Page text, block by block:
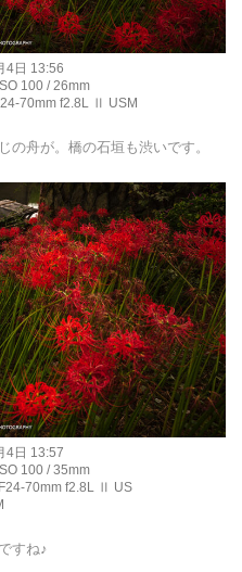
4日 13:56
100 / 26mm
70mm f2.8L Ⅱ USM
の舟が。橋の石垣も渋いです。
4日 13:57
100 / 35mm
70mm f2.8L Ⅱ US
すね♪